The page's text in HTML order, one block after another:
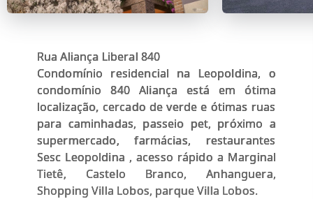
Rua Aliança Liberal 840
Condomínio residencial na Leopoldina, o
condomínio 840 Aliança está em ótima
localização, cercado de verde e ótimas ruas
para caminhadas, passeio pet, próximo a
supermercado, farmácias, restaurantes
Sesc Leopoldina , acesso rápido a Marginal
Tietê, Castelo Branco, Anhanguera,
Shopping Villa Lobos, parque Villa Lobos.